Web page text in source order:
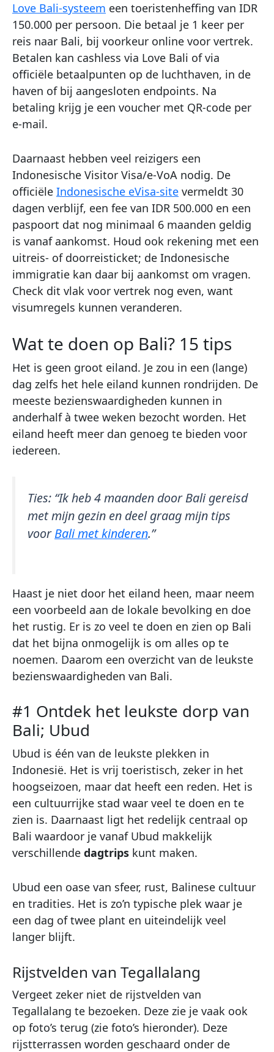
Love Bali-systeem een toeristenheffing van IDR
150.000 per persoon. Die betaal je 1 keer per
reis naar Bali, bij voorkeur online voor vertrek.
Betalen kan cashless via Love Bali of via
officiële betaalpunten op de luchthaven, in de
haven of bij aangesloten endpoints. Na
betaling krijg je een voucher met QR-code per
e-mail.
Daarnaast hebben veel reizigers een
Indonesische Visitor Visa/e-VoA nodig. De
officiële Indonesische eVisa-site vermeldt 30
dagen verblijf, een fee van IDR 500.000 en een
paspoort dat nog minimaal 6 maanden geldig
is vanaf aankomst. Houd ook rekening met een
uitreis- of doorreisticket; de Indonesische
immigratie kan daar bij aankomst om vragen.
Check dit vlak voor vertrek nog even, want
visumregels kunnen veranderen.
Wat te doen op Bali? 15 tips
Het is geen groot eiland. Je zou in een (lange)
dag zelfs het hele eiland kunnen rondrijden. De
meeste bezienswaardigheden kunnen in
anderhalf à twee weken bezocht worden. Het
eiland heeft meer dan genoeg te bieden voor
iedereen.
Ties: “Ik heb 4 maanden door Bali gereisd
met mijn gezin en deel graag mijn tips
voorBali met kinderen.”
Haast je niet door het eiland heen, maar neem
een voorbeeld aan de lokale bevolking en doe
het rustig. Er is zo veel te doen en zien op Bali
dat het bijna onmogelijk is om alles op te
noemen. Daarom een overzicht van de leukste
bezienswaardigheden van Bali.
#1 Ontdek het leukste dorp van
Bali; Ubud
Ubud is één van de leukste plekken in
Indonesië. Het is vrij toeristisch, zeker in het
hoogseizoen, maar dat heeft een reden. Het is
een cultuurrijke stad waar veel te doen en te
zien is. Daarnaast ligt het redelijk centraal op
Bali waardoor je vanaf Ubud makkelijk
verschillende dagtrips kunt maken.
Ubud een oase van sfeer, rust, Balinese cultuur
en tradities. Het is zo’n typische plek waar je
een dag of twee plant en uiteindelijk veel
langer blijft.
Rijstvelden van Tegallalang
Vergeet zeker niet de rijstvelden van
Tegallalang te bezoeken. Deze zie je vaak ook
op foto’s terug (zie foto’s hieronder). Deze
rijstterrassen worden geschaard onder de